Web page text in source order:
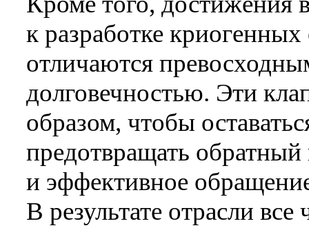
к разработке
отличаются
долговечностью. Эти
образом, чтобы
предотвращать обратный
и эффективное
В результате отрасли